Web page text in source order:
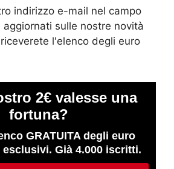
indirizzo e-mail nel campo
sulle nostre novità
l'elenco degli euro